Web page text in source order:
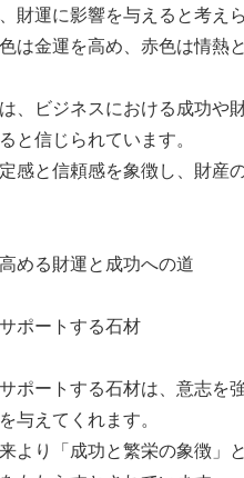
財運に影響を与えると考え
は金運を高め、赤色は情熱
、ビジネスにおける成功や
と信じられています。
感と信頼感を象徴し、財産
める財運と成功への道
ポートする石材
ポートする石材は、意志を
与えてくれます。
より「成功と繁栄の象徴」